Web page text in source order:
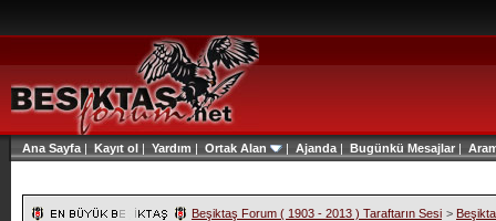
Ana Sayfa | Kayıt ol | Yardım | Ortak Alan | Ajanda | Bugünkü Mesajlar|
Beşiktaş Forum ( 1903 - 2013 ) Taraftarın Sesi >